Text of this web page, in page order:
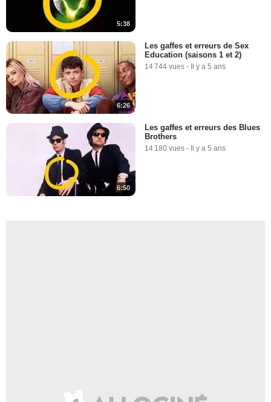
5:38
6:26
Les gaffes et erreurs de Sex
Education (saisons 1 et 2)
14 744 vues - Il y a 5 ans
6:50
Les gaffes et erreurs des Blues
Brothers
14 180 vues - Il y a 5 ans